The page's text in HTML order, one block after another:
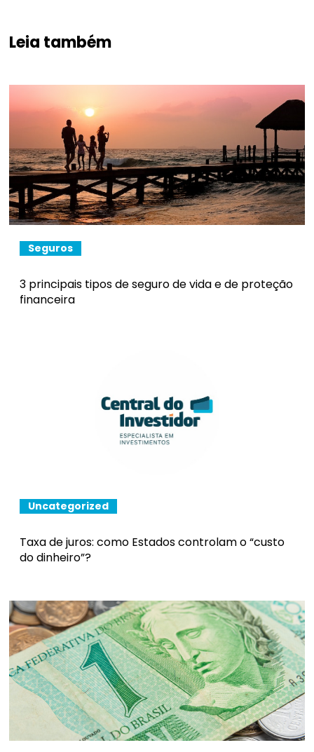
Leia também
Seguros
3 principais tipos de seguro de vida e de proteção
financeira
Uncategorized
Taxa de juros: como Estados controlam o “custo
do dinheiro”?